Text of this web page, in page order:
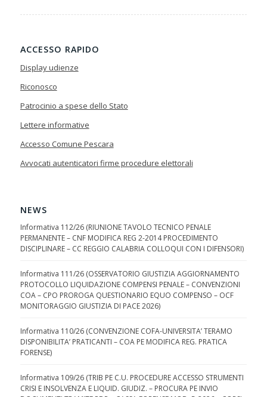
ACCESSO RAPIDO
Display udienze
Riconosco
Patrocinio a spese dello Stato
Lettere informative
Accesso Comune Pescara
Avvocati autenticatori firme procedure elettorali
NEWS
Informativa 112/26 (RIUNIONE TAVOLO TECNICO PENALE
PERMANENTE – CNF MODIFICA REG 2-2014 PROCEDIMENTO
DISCIPLINARE – CC REGGIO CALABRIA COLLOQUI CON I DIFENSORI)
Informativa 111/26 (OSSERVATORIO GIUSTIZIA AGGIORNAMENTO
PROTOCOLLO LIQUIDAZIONE COMPENSI PENALE – CONVENZIONI
COA – CPO PROROGA QUESTIONARIO EQUO COMPENSO – OCF
MONITORAGGIO GIUSTIZIA DI PACE 2026)
Informativa 110/26 (CONVENZIONE COFA-UNIVERSITA’ TERAMO
DISPONIBILITA’ PRATICANTI – COA PE MODIFICA REG. PRATICA
FORENSE)
Informativa 109/26 (TRIB PE C.U. PROCEDURE ACCESSO STRUMENTI
CRISI E INSOLVENZA E LIQUID. GIUDIZ. – PROCURA PE INVIO